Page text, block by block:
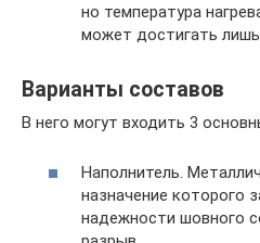
но температура
может достигать лишь
Варианты составов
В него могут входить 3
Наполнитель.
назначение которого
надежности шовного